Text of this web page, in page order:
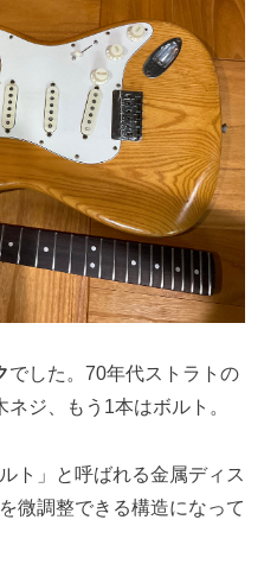
でした。70年代ストラトの
ジ、もう1本はボルト。
ト」と呼ばれる金属ディス
微調整できる構造になって